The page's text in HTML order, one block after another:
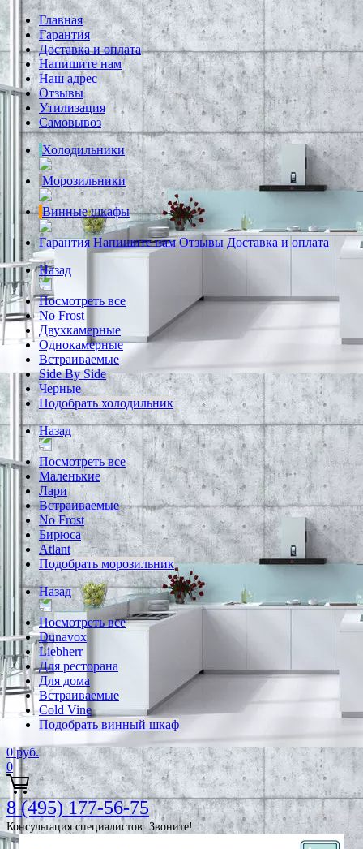
Главная
Гарантия
Доставка и оплата
Напишите нам
Наш адрес
Отзывы
Утилизация
Самовывоз
Холодильники
Морозильники
Винные шкафы
Гарантия Напишите нам Отзывы Доставка и оплата
Назад
Посмотреть все
No Frost
Двухкамерные
Однокамерные
Встраиваемые
Side By Side
Черные
Подобрать холодильник
Назад
Посмотреть все
Маленькие
Лари
Встраиваемые
No Frost
Бирюса
Atlant
Подобрать морозильник
Назад
Посмотреть все
Dunavox
Liebherr
Для ресторана
Для дома
Встраиваемые
Cold Vine
Подобрать винный шкаф
0 руб.
0
8 (495) 177-56-75
Консультация специалистов. Звоните!